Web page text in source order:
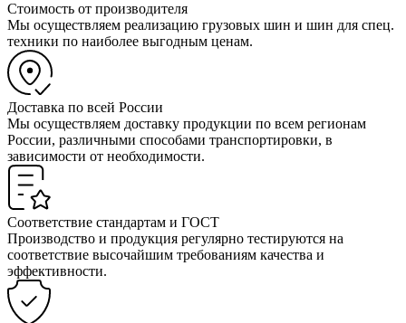
Стоимость от производителя
Мы осуществляем реализацию грузовых шин и шин для спец.
техники по наиболее выгодным ценам.
Доставка по всей России
Мы осуществляем доставку продукции по всем регионам
России, различными способами транспортировки, в
зависимости от необходимости.
Соответствие стандартам и ГОСТ
Производство и продукция регулярно тестируются на
соответствие высочайшим требованиям качества и
эффективности.